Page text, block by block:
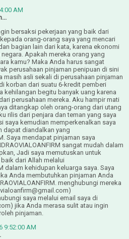
AM
bersaksi pekerjaan yang baik dari
orang-orang saya yang mencari
bagian lain dari kata, karena ekonomi
Apakah mereka orang yang
kamu? Maka Anda harus sangat
perusahaan pinjaman penipuan di sini
masih asli sekali di perusahaan pinjaman
korban dari suatu 6-kredit pemberi
kehilangan begitu banyak uang karena
perusahaan mereka. Aku hampir mati
ditangkap oleh orang-orang dari utang
rilis dari penjara dan teman yang saya
saya kemudian memperkenalkan saya
dapat diandalkan yang
Saya mendapat pinjaman saya
sangat mudah dalam
Jadi saya memutuskan untuk
dari Allah melalui
dalam kehidupan keluarga saya. Saya
Anda membutuhkan pinjaman Anda
menghubungi mereka
saya melalui email saya di
jika Anda merasa sulit atau ingin
pinjaman.
9:52:00 AM